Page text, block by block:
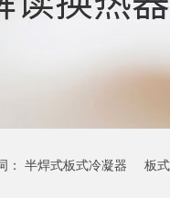
： 半焊式板式冷凝器 板